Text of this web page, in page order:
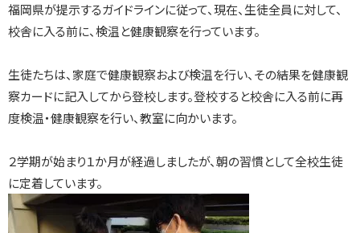
福岡県が提示するガイドラインに従って、現在、生徒全員に対して、
校舎に入る前に、検温と健康観察を行っています。
生徒たちは、家庭で健康観察および検温を行い、その結果を健康観
察カードに記入してから登校します。登校すると校舎に入る前に再
度検温・健康観察を行い、教室に向かいます。
２学期が始まり１か月が経過しましたが、朝の習慣として全校生徒
に定着しています。